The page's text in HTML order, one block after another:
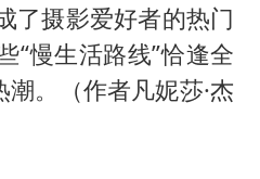
了摄影爱好者的热门
“慢生活路线”恰逢全
潮。（作者凡妮莎·杰